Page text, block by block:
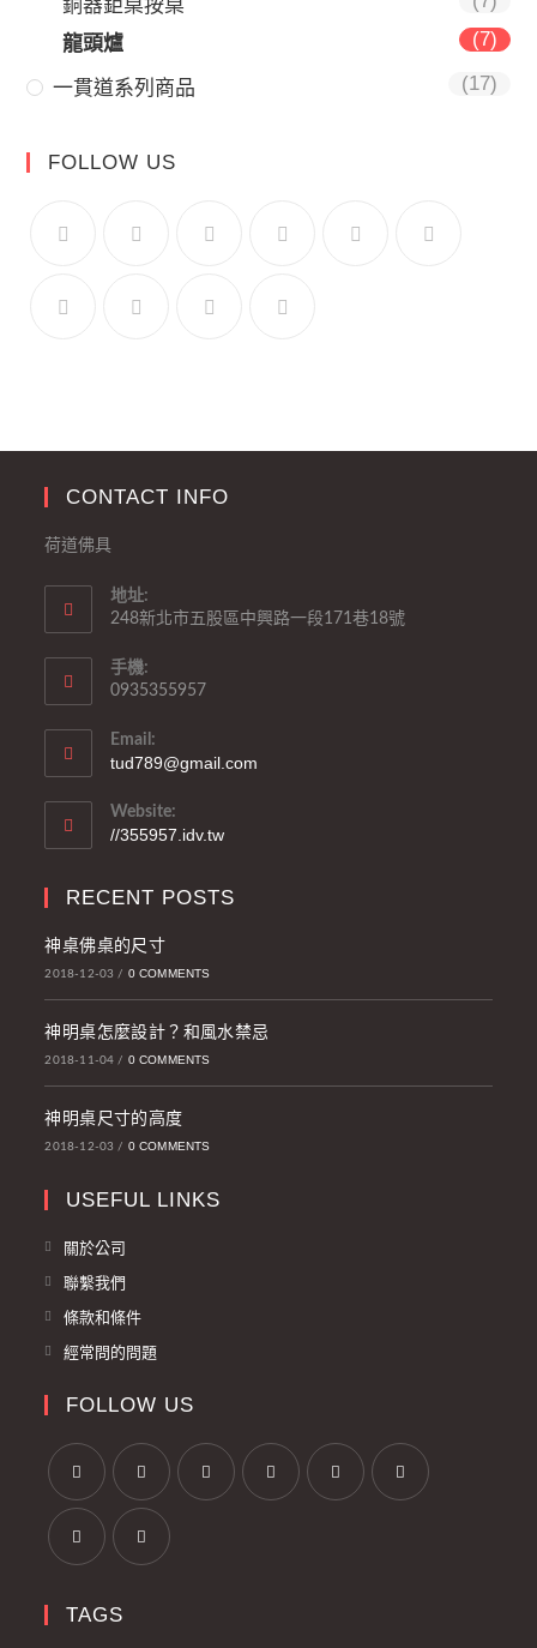
銅器鉅桌按桌
龍頭爐
(7)
一貫道系列商品 (17)
FOLLOW US
CONTACT INFO
荷道佛具
地址:
248新北市五股區中興路一段171巷18號
手機:
0935355957
Email:
tud789@gmail.com
Website:
//355957.idv.tw
RECENT POSTS
神桌佛桌的尺寸
2018-12-03 / 0 COMMENTS
神明桌怎麼設計？和風水禁忌
2018-11-04 / 0 COMMENTS
神明桌尺寸的高度
2018-12-03 / 0 COMMENTS
USEFUL LINKS
關於公司
聯繫我們
條款和條件
經常問的問題
FOLLOW US
TAGS